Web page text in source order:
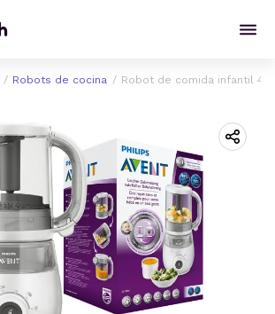
Robots de cocina Robot de comida infantil 4